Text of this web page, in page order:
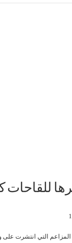
للقاحات
التي انتشرت على